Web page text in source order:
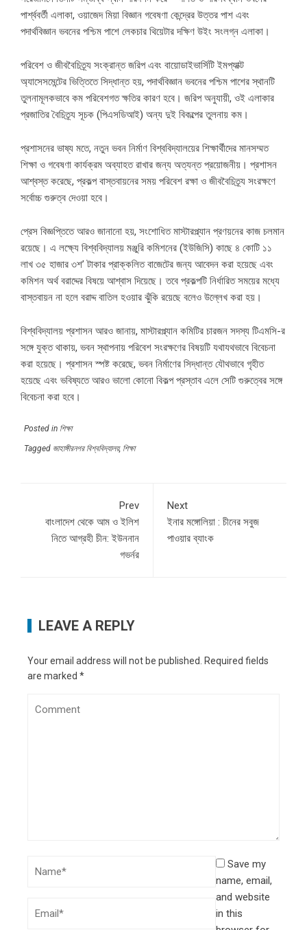
পার্শ্ববর্তী এলাকা, ওয়াজেদ মিয়া বিজ্ঞান গবেষণা কেন্দ্রের উত্তর পাশ এবং
পদার্থবিজ্ঞান ভবনের পশ্চিম পাশে লেকচার থিয়েটার দক্ষিণ উইং সংলগ্ন এলাকা।
পরিবেশ ও জীববৈচিত্র্য সংক্রান্ত জরিপ এবং বায়োডাইভার্সিটি ইমপ্যাক্ট
অ্যাসেসমেন্টের ভিত্তিতে সিদ্ধান্ত হয়, পদার্থবিজ্ঞান ভবনের পশ্চিম পাশের স্থানটি
তুলনামূলকভাবে কম পরিবেশগত ক্ষতির কারণ হবে। জরিপ অনুযায়ী, ওই এলাকার
প্রজাতির বৈচিত্র্য সূচক (পিএসডিআই) অন্য দুই বিকল্পের তুলনায় কম।
প্রশাসনের ভাষ্য মতে, নতুন ভবন নির্মাণ বিশ্ববিদ্যালয়ের শিক্ষার্থীদের মানসম্মত
শিক্ষা ও গবেষণা কার্যক্রম অব্যাহত রাখার জন্য অত্যন্ত প্রয়োজনীয়। প্রশাসন
আশ্বস্ত করেছে, প্রকল্প বাস্তবায়নের সময় পরিবেশ রক্ষা ও জীববৈচিত্র্য সংরক্ষণে
সর্বোচ্চ গুরুত্ব দেওয়া হবে।
প্রেস বিজ্ঞপ্তিতে আরও জানানো হয়, সংশোধিত মাস্টারপ্ল্যান প্রণয়নের কাজ চলমান
রয়েছে। এ লক্ষ্যে বিশ্ববিদ্যালয় মঞ্জুরি কমিশনের (ইউজিসি) কাছে ৪ কোটি ১১
লাখ ৩৫ হাজার ৩শ’ টাকার প্রাক্কলিত বাজেটের জন্য আবেদন করা হয়েছে এবং
কমিশন অর্থ বরাদ্দের বিষয়ে আশ্বাস দিয়েছে। তবে প্রকল্পটি নির্ধারিত সময়ের মধ্যে
বাস্তবায়ন না হলে বরাদ্দ বাতিল হওয়ার ঝুঁকি রয়েছে বলেও উল্লেখ করা হয়।
বিশ্ববিদ্যালয় প্রশাসন আরও জানায়, মাস্টারপ্ল্যান কমিটির চারজন সদস্য টিএমসি-র
সঙ্গে যুক্ত থাকায়, ভবন স্থাপনায় পরিবেশ সংরক্ষণের বিষয়টি যথাযথভাবে বিবেচনা
করা হয়েছে। প্রশাসন স্পষ্ট করেছে, ভবন নির্মাণের সিদ্ধান্ত যৌথভাবে গৃহীত
হয়েছে এবং ভবিষ্যতে আরও ভালো কোনো বিকল্প প্রস্তাব এলে সেটি গুরুত্বের সঙ্গে
বিবেচনা করা হবে।
Posted in শিক্ষা
Tagged জাহাঙ্গীরনগর বিশ্ববিদ্যালয়, শিক্ষা
Prev
বাংলাদেশ থেকে আম ও ইলিশ
নিতে আগ্রহী চীন: ইউননান
গভর্নর
Next
ইনার মঙ্গোলিয়া : চীনের সবুজ
পাওয়ার ব্যাংক
LEAVE A REPLY
Your email address will not be published. Required fields
are marked *
Save my
name, email,
and website
in this